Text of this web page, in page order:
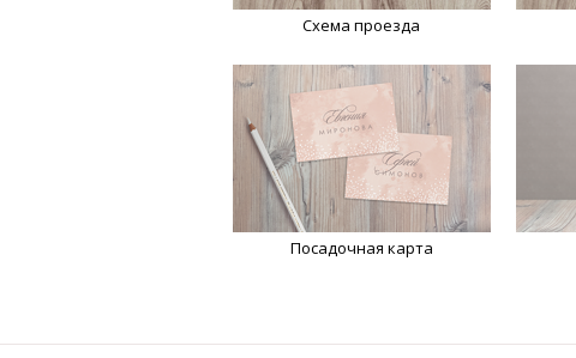
Схема проезда
Посадочная карта